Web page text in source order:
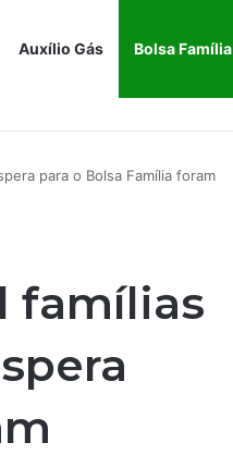
Auxílio Gás Bolsa Família
para o Bolsa Família foram
famílias